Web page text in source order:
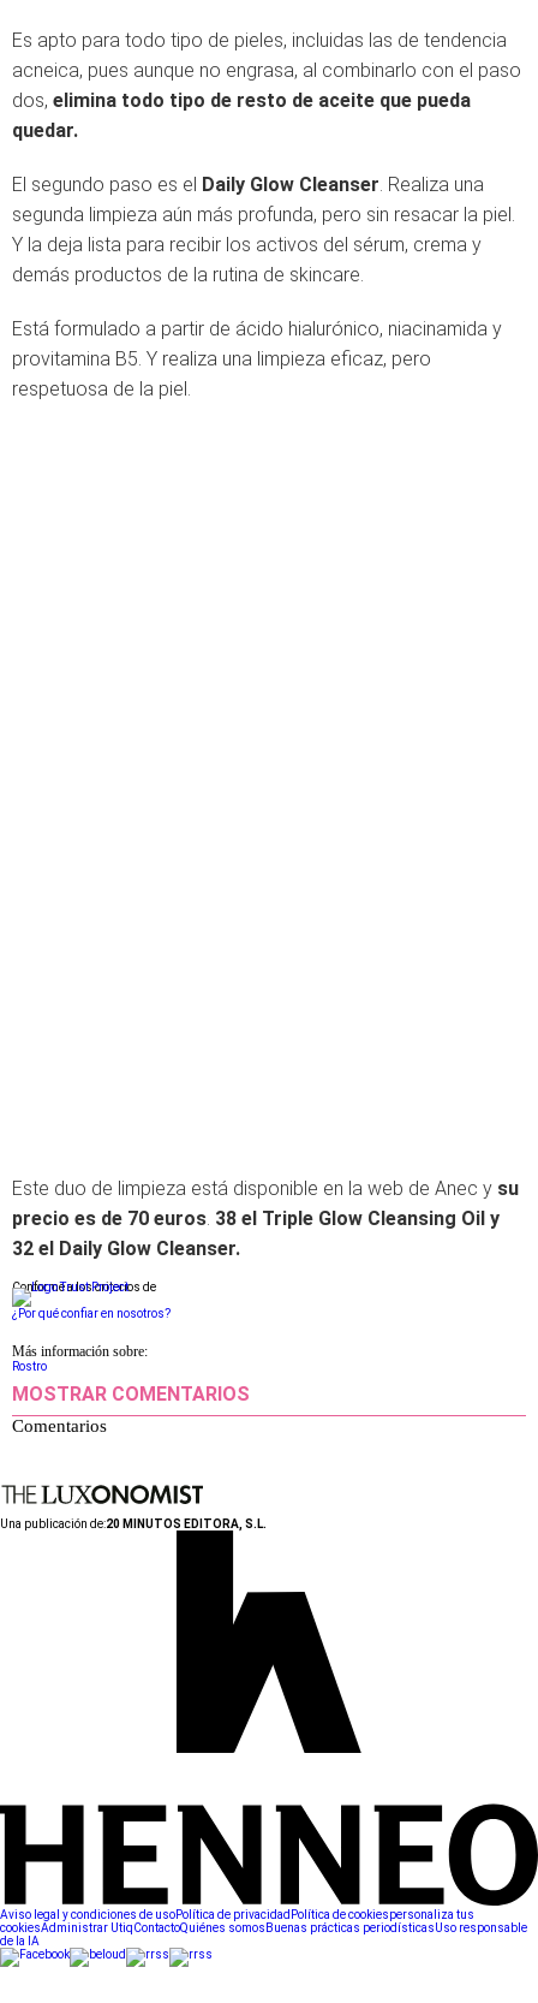
Es apto para todo tipo de pieles, incluidas las de tendencia
acneica, pues aunque no engrasa, al combinarlo con el paso
dos, elimina todo tipo de resto de aceite que pueda
quedar.
El segundo paso es el Daily Glow Cleanser. Realiza una
segunda limpieza aún más profunda, pero sin resacar la piel.
Y la deja lista para recibir los activos del sérum, crema y
demás productos de la rutina de skincare.
Está formulado a partir de ácido hialurónico, niacinamida y
provitamina B5. Y realiza una limpieza eficaz, pero
respetuosa de la piel.
Este duo de limpieza está disponible en la web de Anec y su
precio es de 70 euros. 38 el Triple Glow Cleansing Oil y
32 el Daily Glow Cleanser.
Conforme a los criterios de
¿Por qué confiar en nosotros?
Más información sobre:
Rostro
MOSTRAR COMENTARIOS
Comentarios
Una publicación de:20 MINUTOS EDITORA, S.L.
Aviso legal y condiciones de usoPolítica de privacidad Política de cookiespersonaliza tus
cookiesAdministrar UtiqContactoQuiénes somos Buenas prácticas periodísticasUso responsable
de la IA